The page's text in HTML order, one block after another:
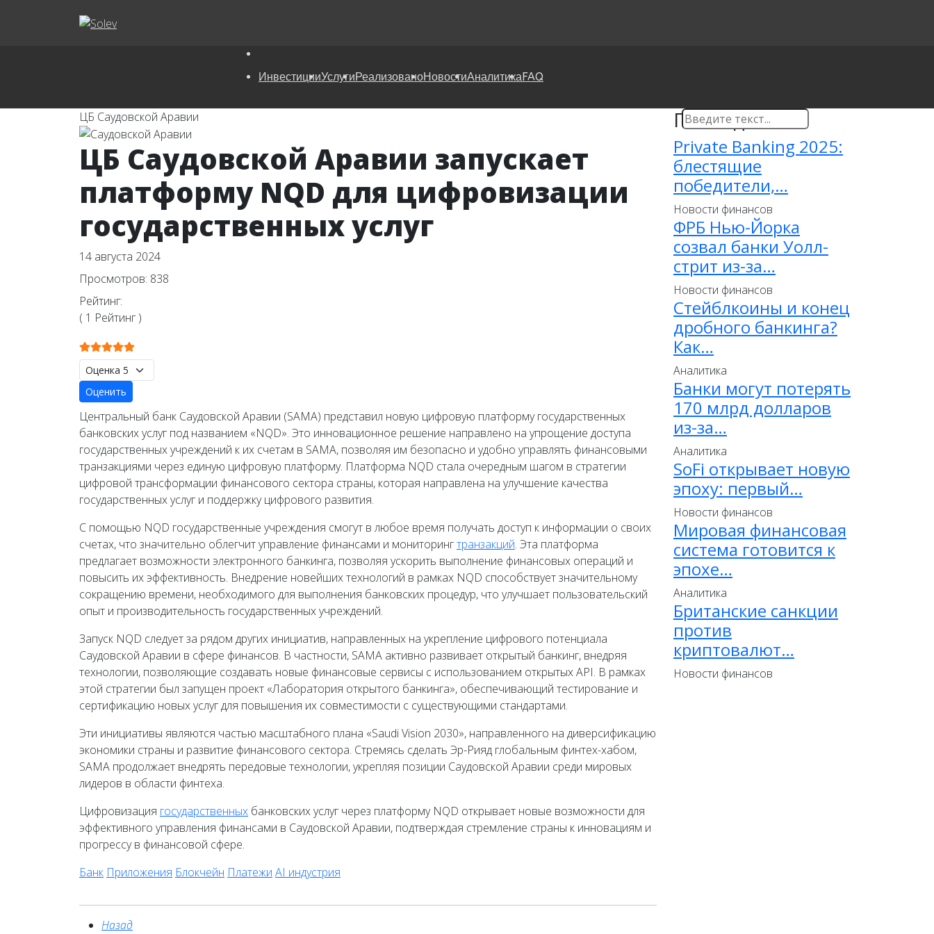
ИнвестицииУслугиРеализованоНовостиАналитикаFAQ
ЦБ Саудовской Аравии
ЦБ Саудовской Аравии запускает
платформу NQD для цифровизации
государственных услуг
14 августа 2024
Просмотров: 838
Рейтинг:
( 1 Рейтинг )
Рейтинг:5/
Пожалуйста, оцените
Центральный банк Саудовской Аравии (SAMA) представил новую цифровую платформу государственных
банковских услуг под названием «NQD». Это инновационное решение направлено на упрощение доступа
государственных учреждений к их счетам в SAMA, позволяя им безопасно и удобно управлять финансовыми
транзакциями через единую цифровую платформу. Платформа NQD стала очередным шагом в стратегии
цифровой трансформации финансового сектора страны, которая направлена на улучшение качества
государственных услуг и поддержку цифрового развития.
С помощью NQD государственные учреждения смогут в любое время получать доступ к информации о своих
счетах, что значительно облегчит управление финансами и мониторингтранзакций. Эта платформа
предлагает возможности электронного банкинга, позволяя ускорить выполнение финансовых операций и
повысить их эффективность. Внедрение новейших технологий в рамках NQD способствует значительному
сокращению времени, необходимого для выполнения банковских процедур, что улучшает пользовательский
опыт и производительность государственных учреждений.
Запуск NQD следует за рядом других инициатив, направленных на укрепление цифрового потенциала
Саудовской Аравии в сфере финансов. В частности, SAMA активно развивает открытый банкинг, внедряя
технологии, позволяющие создавать новые финансовые сервисы с использованием открытых API. В рамках
этой стратегии был запущен проект «Лаборатория открытого банкинга», обеспечивающий тестирование и
сертификацию новых услуг для повышения их совместимости с существующими стандартами.
Эти инициативы являются частью масштабного плана «Saudi Vision 2030», направленного на диверсификацию
экономики страны и развитие финансового сектора. Стремясь сделать Эр-Рияд глобальным финтех-хабом,
SAMA продолжает внедрять передовые технологии, укрепляя позиции Саудовской Аравии среди мировых
лидеров в области финтеха.
Цифровизация государственных банковских услуг через платформу NQD открывает новые возможности для
эффективного управления финансами в Саудовской Аравии, подтверждая стремление страны к инновациям и
прогрессу в финансовой сфере.
Банк Приложения Блокчейн Платежи AI индустрия
Назад
Последнее
Private Banking 2025:
блестящие
победители,…
Новости финансов
ФРБ Нью-Йорка
созвал банки Уолл-
стрит из-за…
Новости финансов
Стейблкоины и конец
дробного банкинга?
Как…
Аналитика
Банки могут потерять
170 млрд долларов
из-за…
Аналитика
SoFi открывает новую
эпоху: первый…
Новости финансов
Мировая финансовая
система готовится к
эпохе…
Аналитика
Британские санкции
против
криптовалют…
Новости финансов